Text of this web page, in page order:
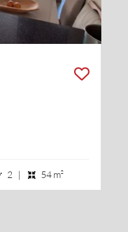
2 banheiros
2 | 54 m²